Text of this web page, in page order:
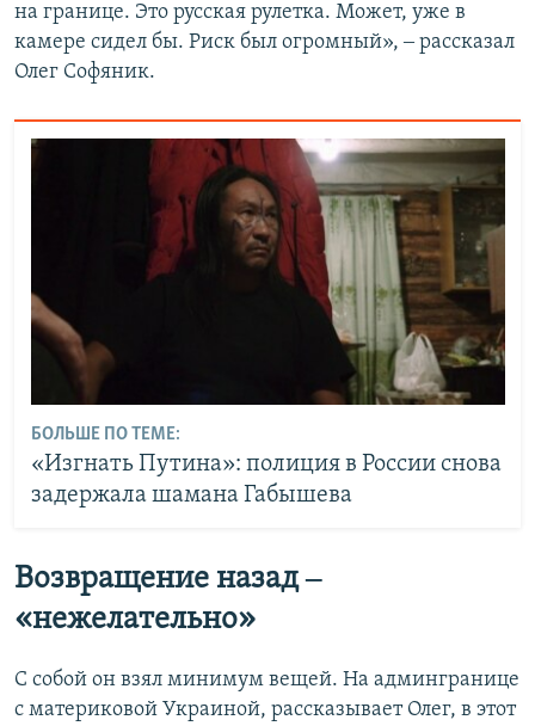
на границе. Это русская рулетка. Может, уже в
камере сидел бы. Риск был огромный», ‒ рассказал
Олег Софяник.
БОЛЬШЕ ПО ТЕМЕ:
«Изгнать Путина»: полиция в России снова
задержала шамана Габышева
Возвращение назад ‒
«нежелательно»
С собой он взял минимум вещей. На админгранице
с материковой Украиной, рассказывает Олег, в этот